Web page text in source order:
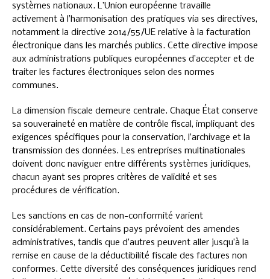
systèmes nationaux. L’Union européenne travaille
activement à l’harmonisation des pratiques via ses directives,
notamment la directive 2014/55/UE relative à la facturation
électronique dans les marchés publics. Cette directive impose
aux administrations publiques européennes d’accepter et de
traiter les factures électroniques selon des normes
communes.
La dimension fiscale demeure centrale. Chaque État conserve
sa souveraineté en matière de contrôle fiscal, impliquant des
exigences spécifiques pour la conservation, l’archivage et la
transmission des données. Les entreprises multinationales
doivent donc naviguer entre différents systèmes juridiques,
chacun ayant ses propres critères de validité et ses
procédures de vérification.
Les sanctions en cas de non-conformité varient
considérablement. Certains pays prévoient des amendes
administratives, tandis que d’autres peuvent aller jusqu’à la
remise en cause de la déductibilité fiscale des factures non
conformes. Cette diversité des conséquences juridiques rend